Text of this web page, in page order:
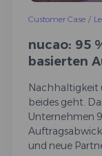
Customer Case /
nucao: 95
basierten
Nachhaltigkeit
beides geht.
Unternehmen
und neue